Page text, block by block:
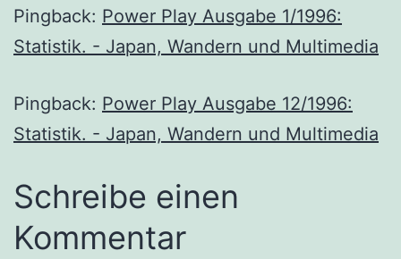
Pingback: Power Play Ausgabe 1/1996:
Statistik. - Japan, Wandern und Multimedia
Pingback: Power Play Ausgabe 12/1996:
Statistik. - Japan, Wandern und Multimedia
Schreibe einen
Kommentar